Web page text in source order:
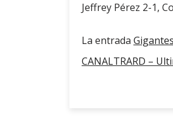
Jeffrey Pérez 2-1,
La entrada
CANALTRARD –